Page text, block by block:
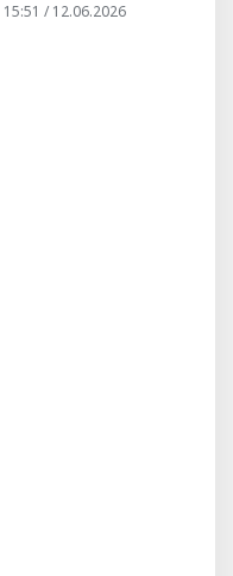
15:51 / 12.06.2026